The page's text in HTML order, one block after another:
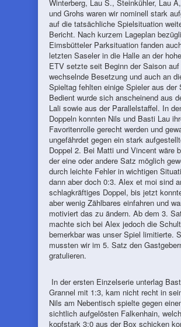
Winterberg, Lau S., Steinkühler, Lau
und Grohs waren wir nominell stark
auf die tatsächliche Spielsituation
Bericht. Nach kurzem Lageplan
Eimsbütteler Parksituation fanden
letzten Saseler in die Halle an der
ETV setzte seit Beginn der Saison auf
wechselnde Besetzung und auch an
Spieltag fehlten einige Spieler aus der
Bedient wurde sich anscheinend aus
Lali sowie aus der Parallelstaffel. In
Doppeln konnten Nils und Basti Lau
Favoritenrolle gerecht werden und
ungefährdet gegen ein stark
Doppel 2. Bei Matti und Vincent wäre
der eine oder andere Satz möglich
durch leichte Fehler in wichtigen
dann aber doch 0:3. Alex et moi sind
schlagkräftiges Doppel, bis jetzt
aber wenig Zählbares einfahren und
motiviert das zu ändern. Ab dem 3.
machte sich bei Alex jedoch die
bemerkbar was unser Spiel limitierte.
mussten wir im 5. Satz den
gratulieren.
In der ersten Einzelserie unterlag
Grannel mit 1:3, kam nicht recht in
Nils am Nebentisch spielte gegen
sichtlich aufgelösten Falkenhain,
kopfstark 3:0 aus der Box schicken